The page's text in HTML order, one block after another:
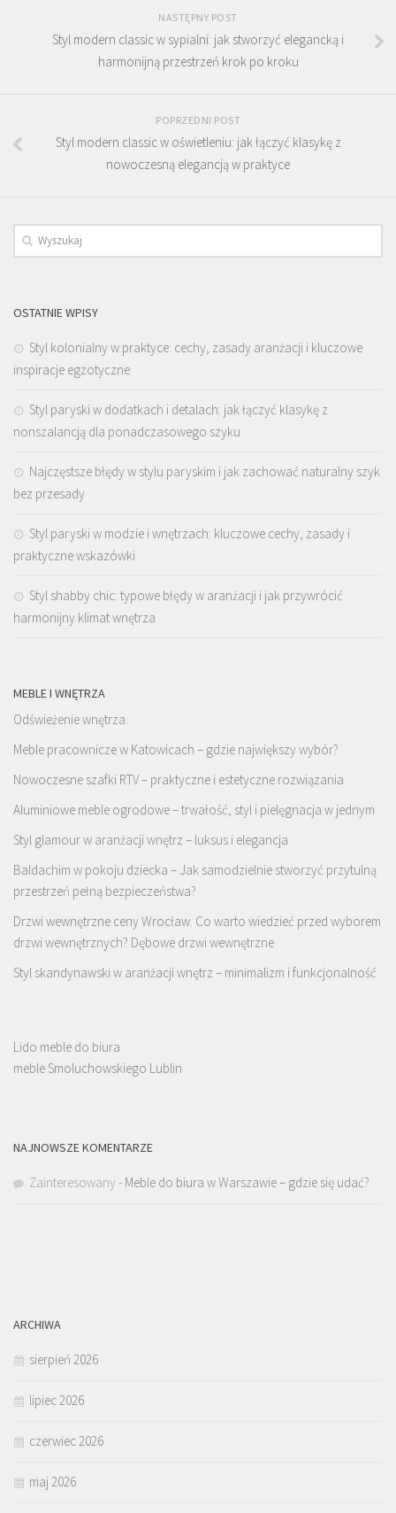
NASTĘPNY POST
Styl modern classic w sypialni: jak stworzyć elegancką i
harmonijną przestrzeń krok po kroku
POPRZEDNI POST
Styl modern classic w oświetleniu: jak łączyć klasykę z
nowoczesną elegancją w praktyce
OSTATNIE WPISY
Styl kolonialny w praktyce: cechy, zasady aranżacji i kluczowe
inspiracje egzotyczne
Styl paryski w dodatkach i detalach: jak łączyć klasykę z
nonszalancją dla ponadczasowego szyku
Najczęstsze błędy w stylu paryskim i jak zachować naturalny szyk
bez przesady
Styl paryski w modzie i wnętrzach: kluczowe cechy, zasady i
praktyczne wskazówki
Styl shabby chic: typowe błędy w aranżacji i jak przywrócić
harmonijny klimat wnętrza
MEBLE I WNĘTRZA
Odświeżenie wnętrza.
Meble pracownicze w Katowicach – gdzie największy wybór?
Nowoczesne szafki RTV – praktyczne i estetyczne rozwiązania
Aluminiowe meble ogrodowe – trwałość, styl i pielęgnacja w jednym
Styl glamour w aranżacji wnętrz – luksus i elegancja
Baldachim w pokoju dziecka – Jak samodzielnie stworzyć przytulną
przestrzeń pełną bezpieczeństwa?
Drzwi wewnętrzne ceny Wrocław. Co warto wiedzieć przed wyborem
drzwi wewnętrznych? Dębowe drzwi wewnętrzne
Styl skandynawski w aranżacji wnętrz – minimalizm i funkcjonalność
Lido meble do biura
meble Smoluchowskiego Lublin
NAJNOWSZE KOMENTARZE
Zainteresowany - Meble do biura w Warszawie – gdzie się udać?
ARCHIWA
sierpień 2026
lipiec 2026
czerwiec 2026
maj 2026